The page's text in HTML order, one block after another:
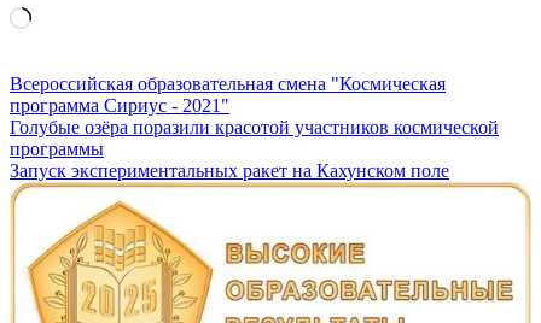
Загрузка…
Всероссийская образовательная смена "Космическая
программа Сириус - 2021"
Навигация
по
записям
Голубые озёра поразили красотой участников космической
программы
Запуск экспериментальных ракет на Кахунском поле